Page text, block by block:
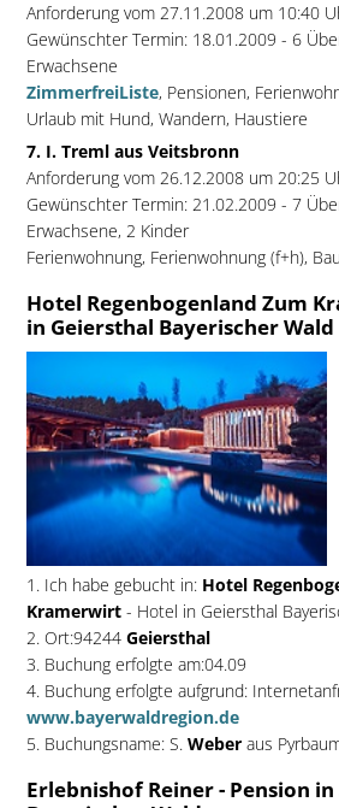
Anforderung vom 27.11.2008 um 10:40
Gewünschter Termin: 18.01.2009 - 6
Erwachsene
ZimmerfreiListe, Pensionen,
Urlaub mit Hund, Wandern, Haustiere
7. I. Treml aus Veitsbronn
Anforderung vom 26.12.2008 um 20:25
Gewünschter Termin: 21.02.2009 - 7
Erwachsene, 2 Kinder
Ferienwohnung, Ferienwohnung (f+h),
Hotel Regenbogenland Zum
in Geiersthal Bayerischer Wald
1. Ich habe gebucht in: Hotel
Kramerwirt - Hotel in Geiersthal
2. Ort:94244 Geiersthal
3. Buchung erfolgte am:04.09
4. Buchung erfolgte aufgrund:
www.bayerwaldregion.de
5. Buchungsname: S. Weber aus
Erlebnishof Reiner - Pension